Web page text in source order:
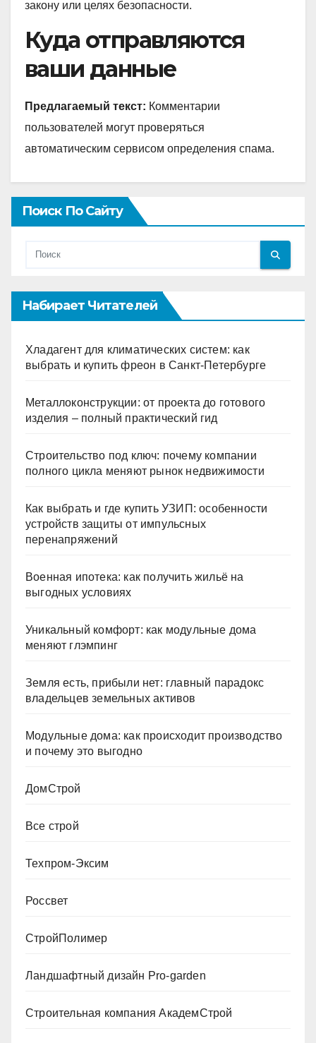
закону или целях безопасности.
Куда отправляются
ваши данные
Предлагаемый текст: Комментарии
пользователей могут проверяться
автоматическим сервисом определения спама.
Поиск По Сайту
Набирает Читателей
Хладагент для климатических систем: как
выбрать и купить фреон в Санкт-Петербурге
Металлоконструкции: от проекта до готового
изделия – полный практический гид
Строительство под ключ: почему компании
полного цикла меняют рынок недвижимости
Как выбрать и где купить УЗИП: особенности
устройств защиты от импульсных
перенапряжений
Военная ипотека: как получить жильё на
выгодных условиях
Уникальный комфорт: как модульные дома
меняют глэмпинг
Земля есть, прибыли нет: главный парадокс
владельцев земельных активов
Модульные дома: как происходит производство
и почему это выгодно
ДомСтрой
Все строй
Техпром-Эксим
Россвет
СтройПолимер
Ландшафтный дизайн Pro-garden
Строительная компания АкадемСтрой